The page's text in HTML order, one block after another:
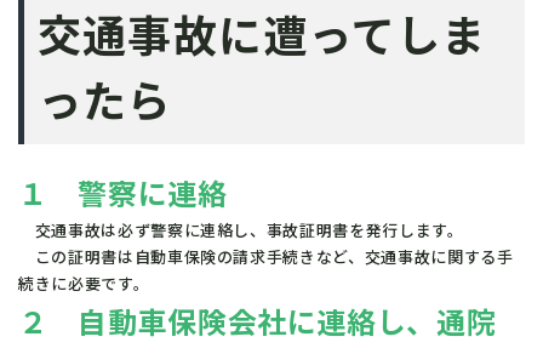
交通事故に遭ってしま
ったら
１　警察に連絡
交通事故は必ず警察に連絡し、事故証明書を発行します。
この証明書は自動車保険の請求手続きなど、交通事故に関する手
続きに必要です。
２　自動車保険会社に連絡し、通院